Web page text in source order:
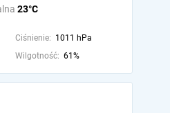
23°C
Ciśnienie: 1011 hPa
Wilgotność: 61%